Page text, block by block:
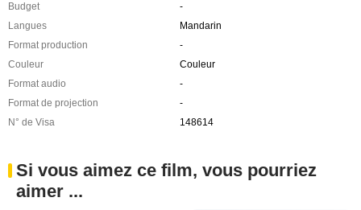
Budget
-
Langues
Mandarin
Format production
-
Couleur
Couleur
Format audio
-
Format de projection
-
N° de Visa
148614
Si vous aimez ce film, vous pourriez
aimer ...